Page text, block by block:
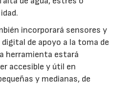
incorporará sensores y
de apoyo a la toma de
herramienta estará
accesible y útil en
y medianas, de